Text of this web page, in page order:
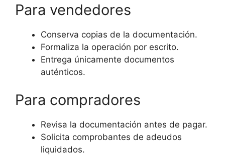
Para vendedores
Conserva copias de la documentación.
Formaliza la operación por escrito.
Entrega únicamente documentos
auténticos.
Para compradores
Revisa la documentación antes de pagar.
Solicita comprobantes de adeudos
liquidados.